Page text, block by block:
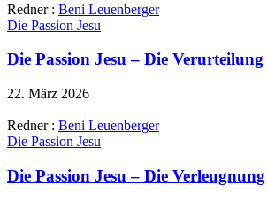
Redner : Beni Leuenberger
Die Passion Jesu
Die Passion Jesu – Die Verurteilung
22. März 2026
Redner : Beni Leuenberger
Die Passion Jesu
Die Passion Jesu – Die Verleugnung